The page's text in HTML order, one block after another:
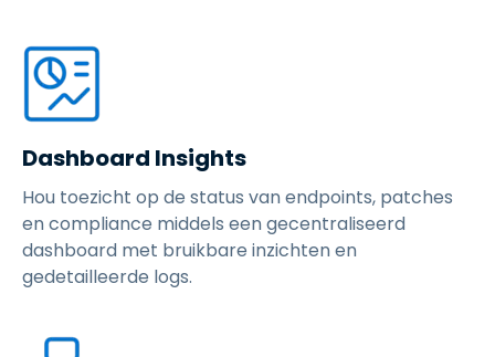
Dashboard Insights
Hou toezicht op de status van endpoints, patches
en compliance middels een gecentraliseerd
dashboard met bruikbare inzichten en
gedetailleerde logs.